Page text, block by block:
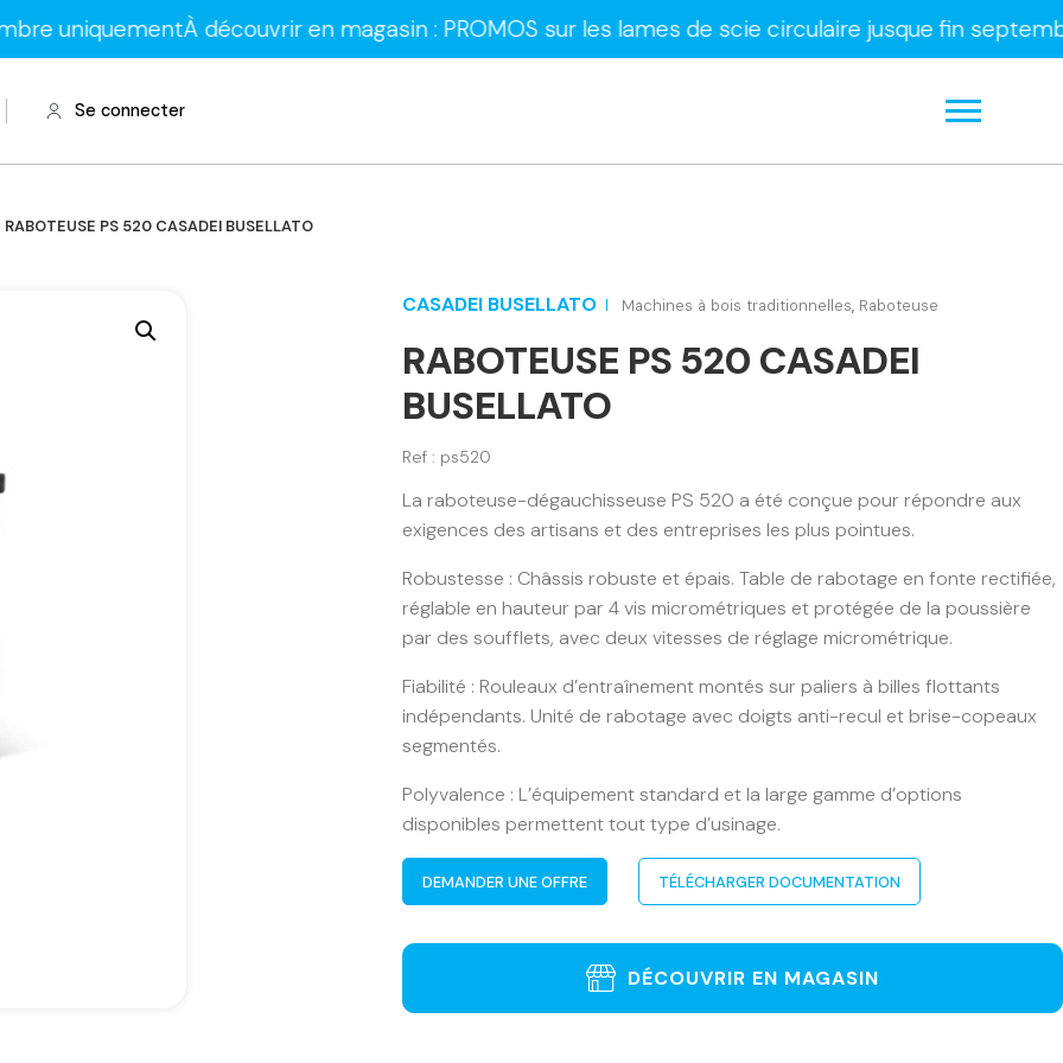
À découvrir en magasin : PROMOS sur les lames de scie circulaire jusque fin septembre
Se connecter
PS 520 CASADEI BUSELLATO
CASADEI BUSELLATO Machines à bois traditionnelles, Raboteuse
RABOTEUSE PS 520 CASADEI
BUSELLATO
Ref : ps520
La raboteuse-dégauchisseuse PS 520 a été conçue pour répondre aux
exigences des artisans et des entreprises les plus pointues.
Robustesse : Châssis robuste et épais. Table de rabotage en fonte rectifiée,
réglable en hauteur par 4 vis micrométriques et protégée de la poussière
par des soufflets, avec deux vitesses de réglage micrométrique.
Fiabilité : Rouleaux d’entraînement montés sur paliers à billes flottants
indépendants. Unité de rabotage avec doigts anti-recul et brise-copeaux
segmentés.
Polyvalence : L’équipement standard et la large gamme d’options
disponibles permettent tout type d’usinage.
DEMANDER UNE OFFRE TÉLÉCHARGER DOCUMENTATION
DÉCOUVRIR EN MAGASIN